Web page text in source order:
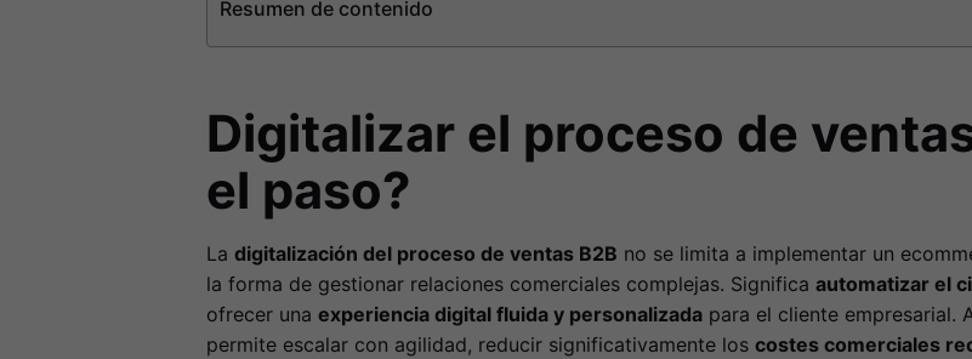
Resumen de contenido
Digitalizar el proceso de
el paso?
La digitalización del proceso de ventas B2B no se limita a implementar un
la forma de gestionar relaciones comerciales complejas. Significa automatizar el
ofrecer una experiencia digital fluida y personalizadapara el cliente empresarial.
permite escalar con agilidad, reducir significativamente los costes comerciales